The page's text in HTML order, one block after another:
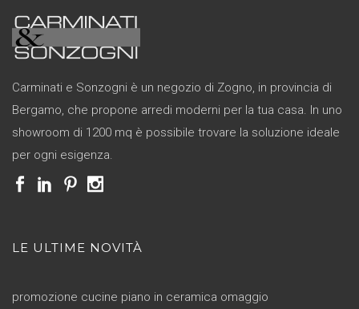
Carminati e Sonzogni è un negozio di Zogno, in provincia di
Bergamo, che propone arredi moderni per la tua casa. In uno
showroom di 1200 mq è possibile trovare la soluzione ideale
per ogni esigenza.
LE ULTIME NOVITÀ
promozione cucine piano in ceramica omaggio